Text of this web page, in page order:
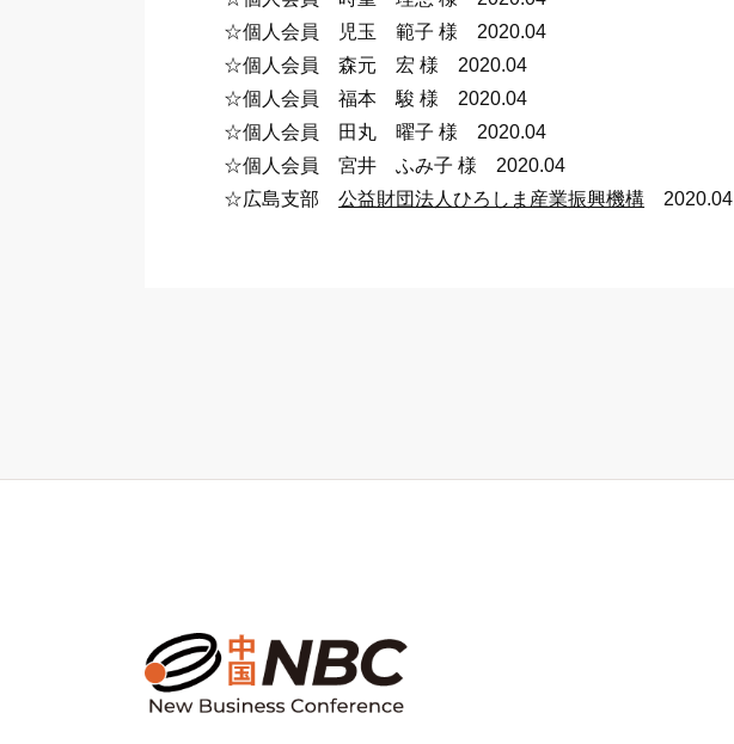
☆個人会員 児玉 範子 様 2020.04
☆個人会員 森元 宏 様 2020.04
☆個人会員 福本 駿 様 2020.04
☆個人会員 田丸 曜子 様 2020.04
☆個人会員 宮井 ふみ子 様 2020.04
☆広島支部公益財団法人ひろしま産業振興機構 2020.04